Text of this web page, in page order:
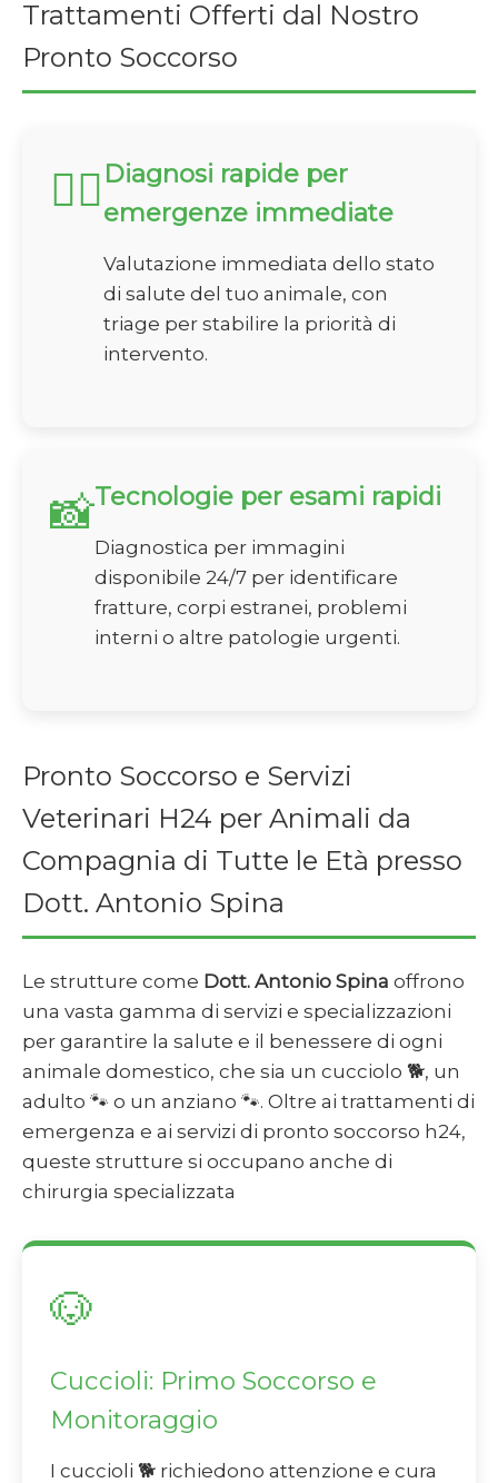
Trattamenti Offerti dal Nostro
Pronto Soccorso
🏃‍♂️ Diagnosi rapide per
emergenze immediate
Valutazione immediata dello stato
di salute del tuo animale, con
triage per stabilire la priorità di
intervento.
📸Tecnologie per esami rapidi
Diagnostica per immagini
disponibile 24/7 per identificare
fratture, corpi estranei, problemi
interni o altre patologie urgenti.
Pronto Soccorso e Servizi
Veterinari H24 per Animali da
Compagnia di Tutte le Età presso
Dott. Antonio Spina
Le strutture come Dott. Antonio Spina offrono
una vasta gamma di servizi e specializzazioni
per garantire la salute e il benessere di ogni
animale domestico, che sia un cucciolo 🐕, un
adulto 🐾 o un anziano 🐾. Oltre ai trattamenti di
emergenza e ai servizi di pronto soccorso h24,
queste strutture si occupano anche di
chirurgia specializzata
🐶
Cuccioli: Primo Soccorso e
Monitoraggio
I cuccioli 🐕 richiedono attenzione e cura